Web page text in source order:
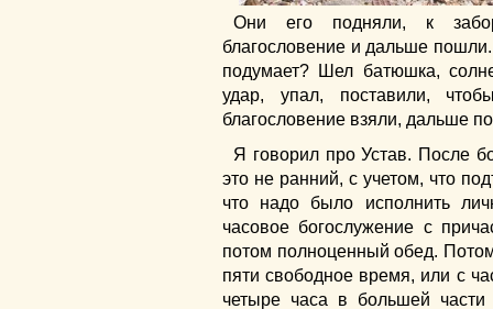
Они его подняли, к
благословение и дальше
подумает? Шел батюшка,
удар, упал, поставили,
благословение взяли, дальше
Я говорил про Устав. После
это не ранний, с учетом, что
что надо было исполнить
часовое богослужение с
потом полноценный обед.
пяти свободное время, или с
четыре часа в большей части